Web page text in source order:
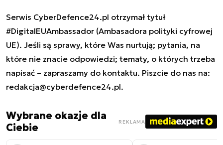
Serwis CyberDefence24.pl otrzymał tytuł
#DigitalEUAmbassador (Ambasadora polityki cyfrowej
UE). Jeśli są sprawy, które Was nurtują; pytania, na
które nie znacie odpowiedzi; tematy, o których trzeba
napisać – zapraszamy do kontaktu. Piszcie do nas na:
redakcja@cyberdefence24.pl.
Wybrane okazje dla
Ciebie
REKLAMA